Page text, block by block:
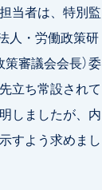
当者は、特別監
人・労働政策研
審議会会長）委
立ち常設されて
しましたが、内
すよう求めまし